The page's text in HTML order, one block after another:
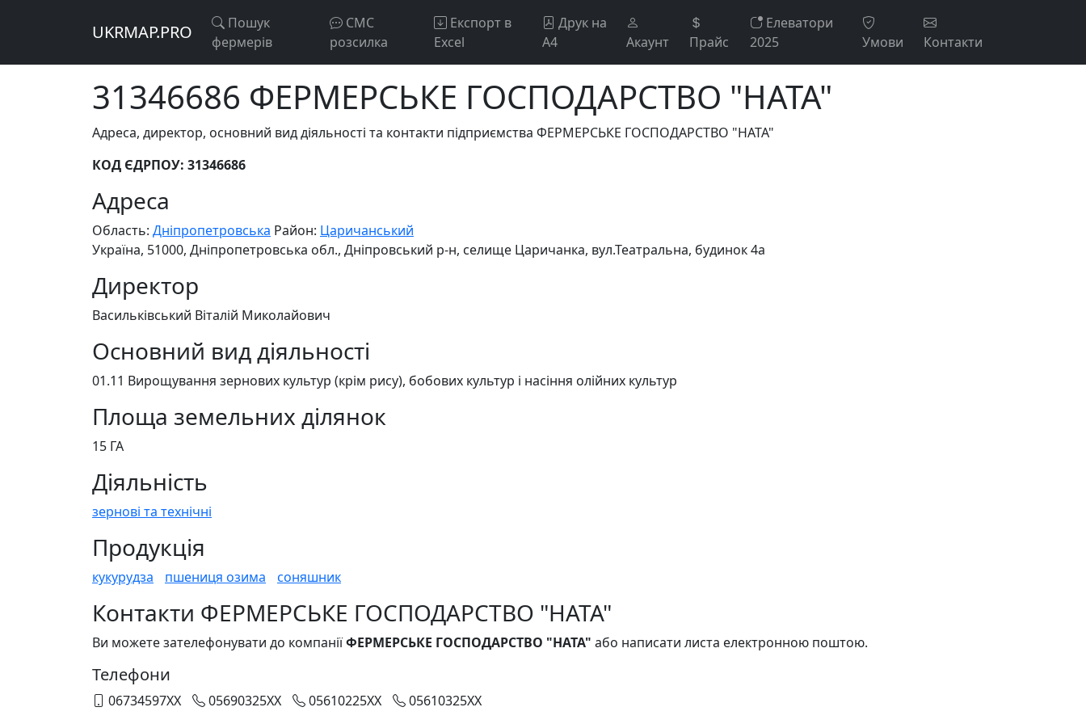
UKRMAP.PRO
Пошук
фермерів
СМС
розсилка
Експорт в
Excel
Друк на
А4
Акаунт Прайс
Елеватори
2025
Умови Контакти
31346686 ФЕРМЕРСЬКЕ ГОСПОДАРСТВО "НАТА"
Адреса, директор, основний вид діяльності та контакти підприємства ФЕРМЕРСЬКЕ ГОСПОДАРСТВО "НАТА"
КОД ЄДРПОУ: 31346686
Адреса
Область: Дніпропетровська Район: Царичанський
Україна, 51000, Дніпропетровська обл., Дніпровський р-н, селище Царичанка, вул.Театральна, будинок 4а
Директор
Васильківський Віталій Миколайович
Основний вид діяльності
01.11 Вирощування зернових культур (крім рису), бобових культур і насіння олійних культур
Площа земельних ділянок
15 ГА
Діяльність
зернові та технічні
Продукція
кукурудза пшениця озима соняшник
Контакти ФЕРМЕРСЬКЕ ГОСПОДАРСТВО "НАТА"
Ви можете зателефонувати до компаніїФЕРМЕРСЬКЕ ГОСПОДАРСТВО "НАТА" або написати листа електронною поштою.
Телефони
06734597XX 05690325XX 05610225XX 05610325XX